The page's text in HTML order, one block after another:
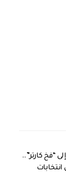
“فخ كارتر”..